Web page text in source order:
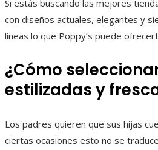
Si estás buscando las mejores
con diseños actuales, elegantes y
líneas lo que Poppy’s puede
¿Cómo
estilizadas y
Los padres quieren que sus hijas
ciertas ocasiones esto no se